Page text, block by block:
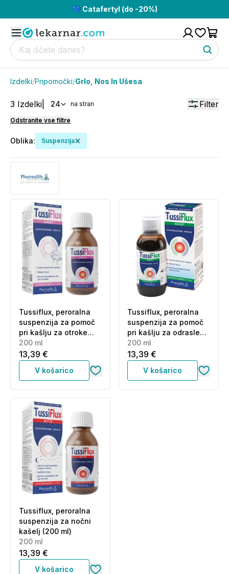
💙 Catafertyl (do -20%)
Izdelki/Pripomočki/Grlo, Nos In Ušesa
3 Izdelki 24 na stran Filter
Odstranite vse filtre
Oblika: Suspenzija
Tussiflux, peroralna
suspenzija za pomoč
pri kašlju za otroke
(200 ml)
200 ml
13,39 €
V košarico
Tussiflux, peroralna
suspenzija za pomoč
pri kašlju za odrasle
(200 ml)
200 ml
13,39 €
V košarico
Tussiflux, peroralna
suspenzija za nočni
kašelj (200 ml)
200 ml
13,39 €
V košarico